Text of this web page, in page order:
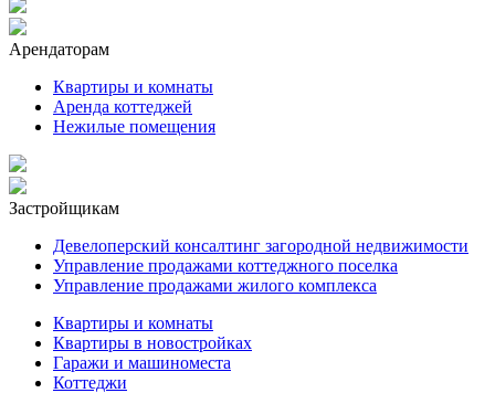
Арендаторам
Квартиры и комнаты
Аренда коттеджей
Нежилые помещения
Застройщикам
Девелоперский консалтинг загородной недвижимости
Управление продажами коттеджного поселка
Управление продажами жилого комплекса
Квартиры и комнаты
Квартиры в новостройках
Гаражи и машиноместа
Коттеджи